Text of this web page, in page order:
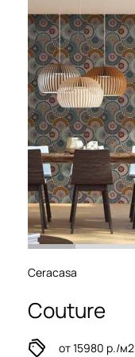
Ceracasa
Couture
от 15980 р./м2